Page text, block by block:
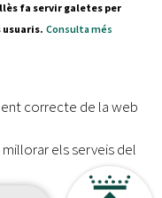
fa servir galetes per
usuaris. Consulta més
correcte de la web
els serveis del